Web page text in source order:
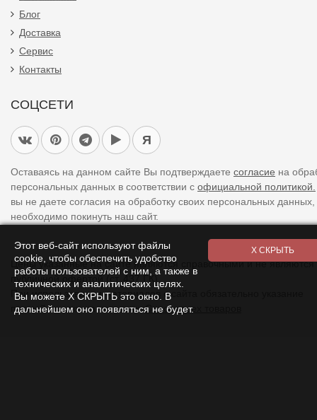
Блог
Доставка
Сервис
Контакты
СОЦСЕТИ
Я
Оставаясь на данном сайте Вы подтверждаете согласие на
персональных данных в соответствии с официальной политикой.
вы не даете согласия на обработку своих персональных
необходимо покинуть наш сайт.
Цены указанные на сайте являются справочными и не являются
публичной офертой (ст. 437 ГК).
При использованииматериалов с сайта обязательно указание
прямой ссылки на источник.Список всех товаров
Этот веб-сайт используют файлы
cookie, чтобы обеспечить удобство
работы пользователей с ним, а также в
технических и аналитических целях.
Вы можете Х СКРЫТЬ это окно. В
дальнейшем оно появляться не будет.